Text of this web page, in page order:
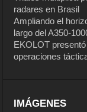
radares en Brasil
Ampliando el
largo del A350-
EKOLOT
operaciones
IMÁGENES